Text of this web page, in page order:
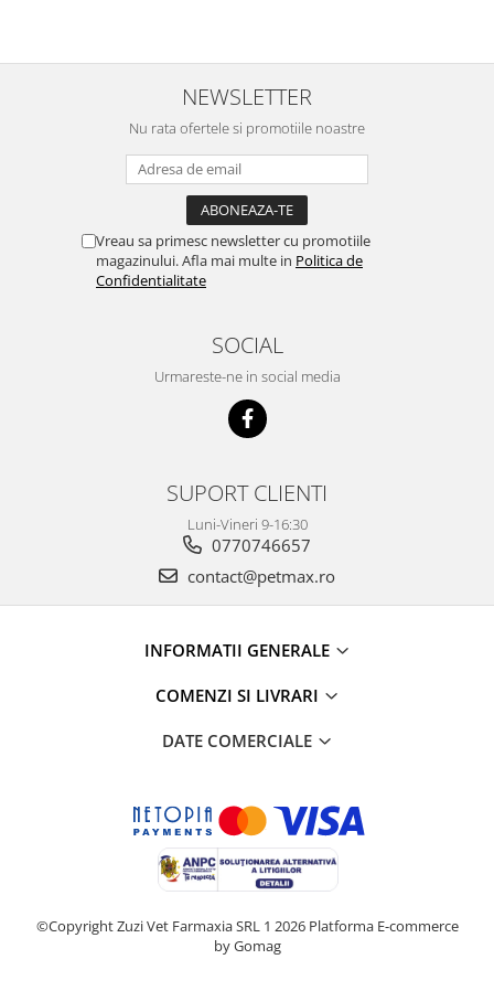
recomand cu mult drag !
NEWSLETTER
Nu rata ofertele si promotiile noastre
Vreau sa primesc newsletter cu promotiile
magazinului. Afla mai multe in Politica de
Confidentialitate
SOCIAL
Urmareste-ne in social media
SUPORT CLIENTI
Luni-Vineri 9-16:30
0770746657
contact@petmax.ro
INFORMATII GENERALE
COMENZI SI LIVRARI
DATE COMERCIALE
©Copyright Zuzi Vet Farmaxia SRL 1 2026 Platforma E-commerce
by Gomag